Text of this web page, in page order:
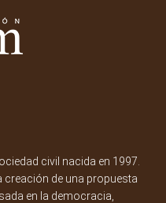
civil nacida en 1997.
de una propuesta
en la democracia,